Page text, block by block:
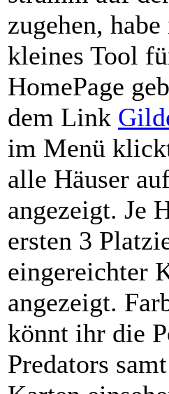
zugehen,
kleines Tool
HomePage
dem Link
im Menü
alle Häuser
angezeigt. Je
ersten 3
eingereichter
angezeigt.
könnt ihr die
Predators